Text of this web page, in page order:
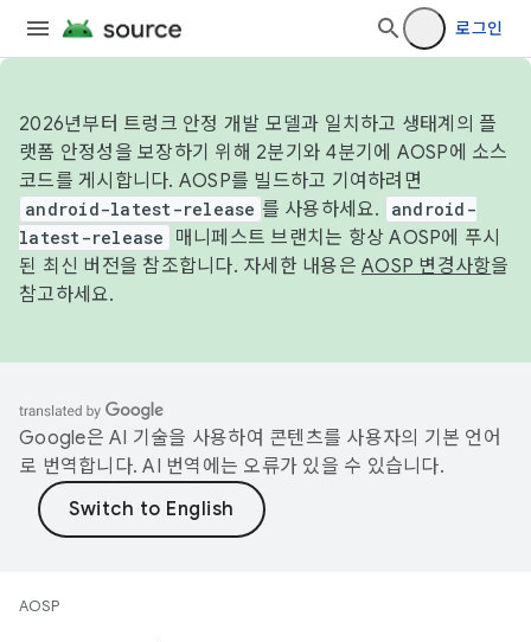
로그인
2026년부터 트렁크 안정 개발 모델과 일치하고 생태계의 플
랫폼 안정성을 보장하기 위해 2분기와 4분기에 AOSP에 소스
코드를 게시합니다. AOSP를 빌드하고 기여하려면
android-latest-release 를 사용하세요.
android-
latest-release
매니페스트 브랜치는 항상 AOSP에 푸시
된 최신 버전을 참조합니다. 자세한 내용은 AOSP 변경사항을
참고하세요.
Google은 AI 기술을 사용하여 콘텐츠를 사용자의 기본 언어
로 번역합니다. AI 번역에는 오류가 있을 수 있습니다.
AOSP